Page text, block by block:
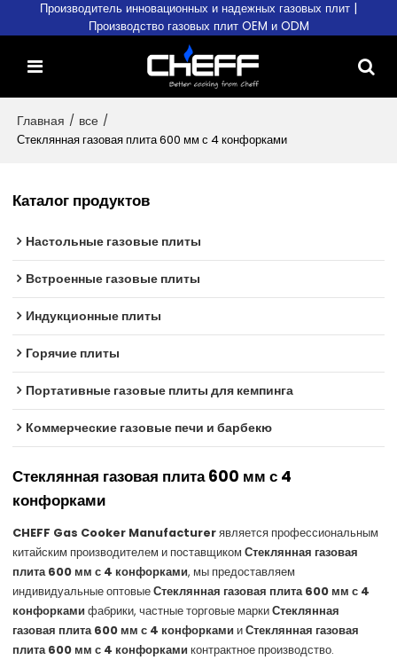
Производитель инновационных и надежных газовых плит |
Производство газовых плит OEM и ODM
Главная / все /
Стеклянная газовая плита 600 мм с 4 конфорками
Каталог продуктов
Настольные газовые плиты
Встроенные газовые плиты
Индукционные плиты
Горячие плиты
Портативные газовые плиты для кемпинга
Коммерческие газовые печи и барбекю
Стеклянная газовая плита 600 мм с 4
конфорками
CHEFF Gas Cooker Manufacturerявляется профессиональным
китайским производителем и поставщикомСтеклянная газовая
плита 600 мм с 4 конфорками, мы предоставляем
индивидуальные оптовыеСтеклянная газовая плита 600 мм с 4
конфорками фабрики, частные торговые маркиСтеклянная
газовая плита 600 мм с 4 конфорками иСтеклянная газовая
плита 600 мм с 4 конфорками контрактное производство.